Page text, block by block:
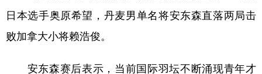
日本选手奥原希望，丹麦男单名将安东森直落两局击
败加拿大小将赖浩俊。
安东森赛后表示，当前国际羽坛不断涌现青年才